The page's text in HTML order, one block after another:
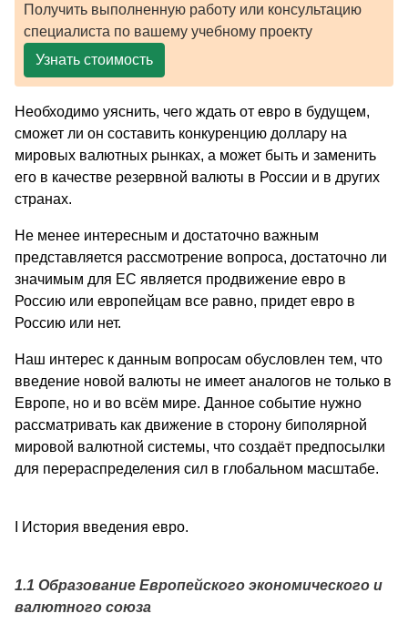
Получить выполненную работу или консультацию
специалиста по вашему учебному проекту
Узнать стоимость
Необходимо уяснить, чего ждать от евро в будущем,
сможет ли он составить конкуренцию доллару на
мировых валютных рынках, а может быть и заменить
его в качестве резервной валюты в России и в других
странах.
Не менее интересным и достаточно важным
представляется рассмотрение вопроса, достаточно ли
значимым для ЕС является продвижение евро в
Россию или европейцам все равно, придет евро в
Россию или нет.
Наш интерес к данным вопросам обусловлен тем, что
введение новой валюты не имеет аналогов не только в
Европе, но и во всём мире. Данное событие нужно
рассматривать как движение в сторону биполярной
мировой валютной системы, что создаёт предпосылки
для перераспределения сил в глобальном масштабе.
I История введения евро.
1.1 Образование Европейского экономического и
валютного союза